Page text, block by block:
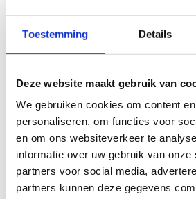
Toestemming Details
Deze website maakt gebruik van
We gebruiken cookies om content
personaliseren, om functies voor
en om ons websiteverkeer te
informatie over uw gebruik van onze
partners voor social media,
partners kunnen deze gegevens
Onderhoud
Jaarlijks worden er